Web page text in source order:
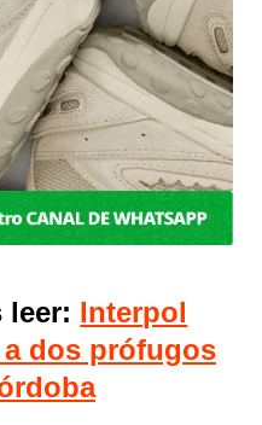
leer: Interpol
dos prófugos